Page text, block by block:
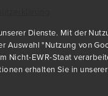
Dienste. Mit der
"Nutzung von
EWR-Staat
erhalten Sie in unserer